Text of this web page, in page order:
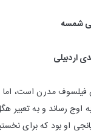
شمسه
اردبیلی
مدرن است، اما
اوج رساند و به تعبیر
او بود که برای